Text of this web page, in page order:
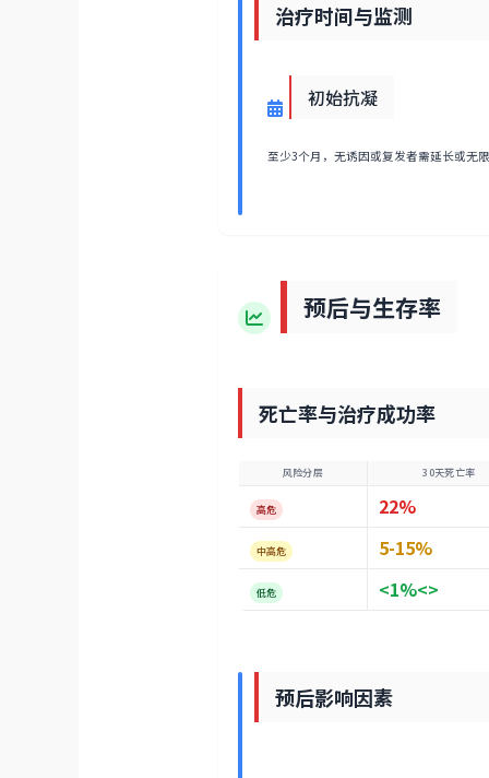
治疗时间与监测
初始抗凝
至少3个月，无诱因或复发者需延长或无
预后与生存率
死亡率与治疗成功率
风险分层 30天死亡率
高危 22%
中高危 5-15%
低危 <1%<>
预后影响因素